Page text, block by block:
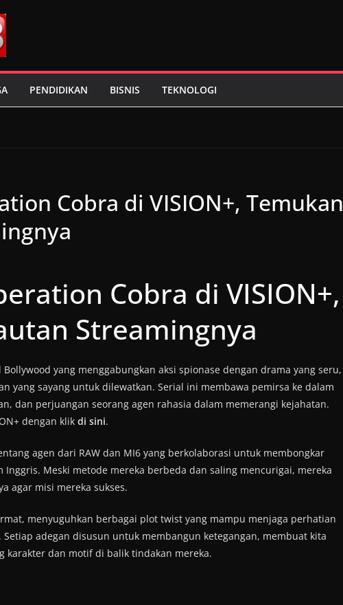
PENDIDIKAN BISNIS TEKNOLOGI
Cobra di VISION+, Temukan
Cobra di VISION+,
Streamingnya
yang menggabungkan aksi spionase dengan drama yang seru,
yang sayang untuk dilewatkan. Serial ini membawa pemirsa ke dalam
dan perjuangan seorang agen rahasia dalam memerangi kejahatan.
dengan klik di sini.
agen dari RAW dan MI6 yang berkolaborasi untuk membongkar
Inggris. Meski metode mereka berbeda dan saling mencurigai, mereka
agar misi mereka sukses.
menyuguhkan berbagai plot twist yang mampu menjaga perhatian
adegan disusun untuk membangun ketegangan, membuat kita
karakter dan motif di balik tindakan mereka.